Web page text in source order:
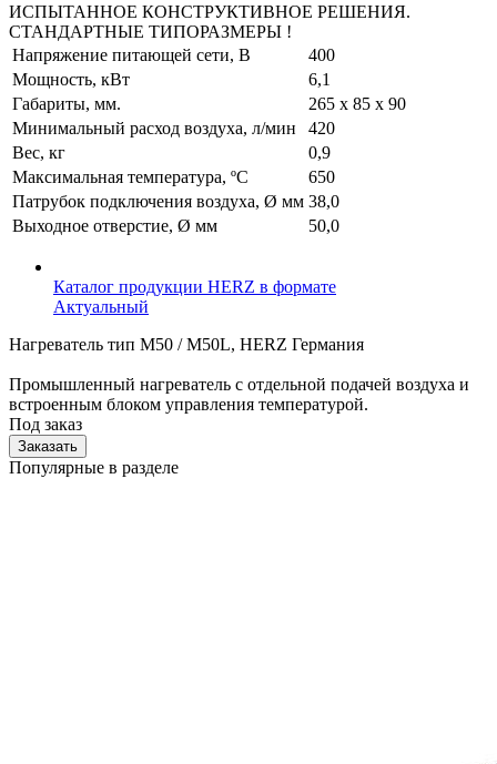
ИСПЫТАННОЕ КОНСТРУКТИВНОЕ РЕШЕНИЯ.
СТАНДАРТНЫЕ ТИПОРАЗМЕРЫ !
Напряжение питающей сети, В
400
Мощность, кВт
6,1
Габариты, мм.
265 х 85 х 90
Минимальный расход воздуха, л/мин
420
Вес, кг
0,9
Максимальная температура, ºС
650
Патрубок подключения воздуха, Ø мм 38,0
Выходное отверстие, Ø мм
50,0
Каталог продукции HERZ в формате
Актуальный
Нагреватель тип M50 / M50L, HERZ Германия
Промышленный нагреватель с отдельной подачей воздуха и
встроенным блоком управления температурой.
Под заказ
Заказать
Популярные в разделе